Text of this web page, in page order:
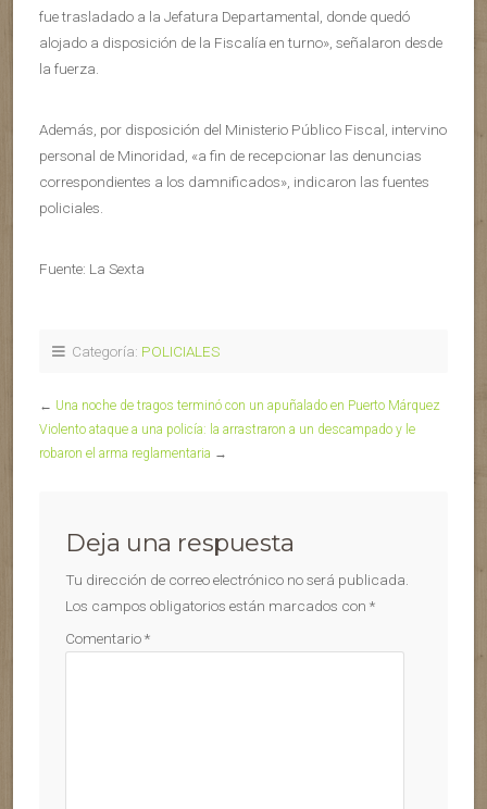
fue trasladado a la Jefatura Departamental, donde quedó
alojado a disposición de la Fiscalía en turno», señalaron desde
la fuerza.
Además, por disposición del Ministerio Público Fiscal, intervino
personal de Minoridad, «a fin de recepcionar las denuncias
correspondientes a los damnificados», indicaron las fuentes
policiales.
Fuente: La Sexta
Categoría: POLICIALES
← Una noche de tragos terminó con un apuñalado en Puerto Márquez
Violento ataque a una policía: la arrastraron a un descampado y le
robaron el arma reglamentaria →
Deja una respuesta
Tu dirección de correo electrónico no será publicada.
Los campos obligatorios están marcados con *
Comentario*